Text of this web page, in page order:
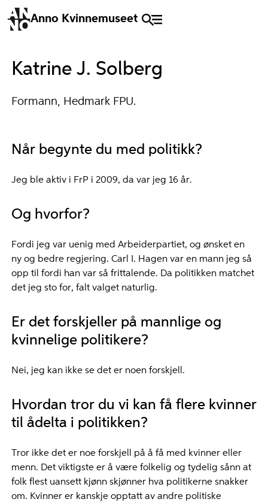
Anno Kvinnemuseet
Katrine J. Solberg
Formann, Hedmark FPU.
Når begynte du med politikk?
Jeg ble aktiv i FrP i 2009, da var jeg 16 år.
Og hvorfor?
Fordi jeg var uenig med Arbeiderpartiet, og ønsket en
ny og bedre regjering. Carl I. Hagen var en mann jeg så
opp til fordi han var så frittalende. Da politikken matchet
det jeg sto for, falt valget naturlig.
Er det forskjeller på mannlige og
kvinnelige politikere?
Nei, jeg kan ikke se det er noen forskjell.
Hvordan tror du vi kan få flere kvinner
til ådelta i politikken?
Tror ikke det er noe forskjell på å få med kvinner eller
menn. Det viktigste er å være folkelig og tydelig sånn at
folk flest uansett kjønn skjønner hva politikerne snakker
om. Kvinner er kanskje opptatt av andre politiske